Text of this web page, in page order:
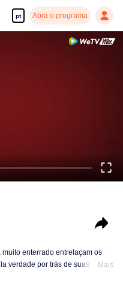
pt Abra o programa
enterrado entrelaçam os
verdade por trás de suas
Mais